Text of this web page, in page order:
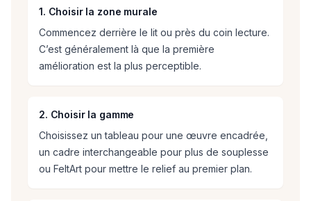
1. Choisir la zone murale
Commencez derrière le lit ou près du coin lecture.
C’est généralement là que la première
amélioration est la plus perceptible.
2. Choisir la gamme
Choisissez un tableau pour une œuvre encadrée,
un cadre interchangeable pour plus de souplesse
ou FeltArt pour mettre le relief au premier plan.